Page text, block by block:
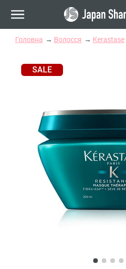
Головна Волосся Kerastase
SALE